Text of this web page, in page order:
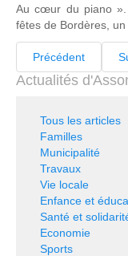
Au cœur du piano
fêtes de Bordères,
Précédent
Actualités
Tous les articles
Familles
Municipalité
Travaux
Vie locale
Enfance et
Santé et
Economie
Sports